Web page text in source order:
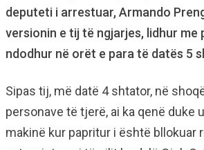
deputeti i arrestuar, Armando
versionin e tij të ngjarjes, lidhur me
ndodhur në orët e para të datës 5
Sipas tij, më datë 4 shtator, në
personave të tjerë, ai ka qenë duke
makinë kur papritur i është bllokuar